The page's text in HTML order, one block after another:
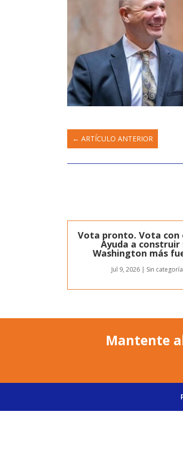
←ARTÍCULO ANTERIOR
Vota pronto. Vota con
Ayuda a construir
Washington más
Jul 9, 2026 | Sin categoría
Mantente